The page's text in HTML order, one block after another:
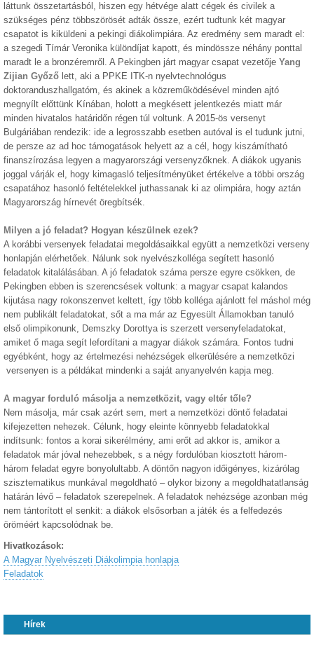
láttunk összetartásból, hiszen egy hétvége alatt cégek és civilek a
szükséges pénz többszörösét adták össze, ezért tudtunk két magyar
csapatot is kiküldeni a pekingi diákolimpiára. Az eredmény sem maradt el:
a szegedi Tímár Veronika különdíjat kapott, és mindössze néhány ponttal
maradt le a bronzéremről. A Pekingben járt magyar csapat vezetője Yang
Zijian Győző lett, aki a PPKE ITK-n nyelvtechnológus
doktoranduszhallgatóm, és akinek a közreműködésével minden ajtó
megnyílt előttünk Kínában, holott a megkésett jelentkezés miatt már
minden hivatalos határidőn régen túl voltunk. A 2015-ös versenyt
Bulgáriában rendezik: ide a legrosszabb esetben autóval is el tudunk jutni,
de persze az ad hoc támogatások helyett az a cél, hogy kiszámítható
finanszírozása legyen a magyarországi versenyzőknek. A diákok ugyanis
joggal várják el, hogy kimagasló teljesítményüket értékelve a többi ország
csapatához hasonló feltételekkel juthassanak ki az olimpiára, hogy aztán
Magyarország hírnevét öregbítsék.
Milyen a jó feladat? Hogyan készülnek ezek?
A korábbi versenyek feladatai megoldásaikkal együtt a nemzetközi verseny
honlapján elérhetőek. Nálunk sok nyelvészkolléga segített hasonló
feladatok kitalálásában. A jó feladatok száma persze egyre csökken, de
Pekingben ebben is szerencsések voltunk: a magyar csapat kalandos
kijutása nagy rokonszenvet keltett, így több kolléga ajánlott fel máshol még
nem publikált feladatokat, sőt a ma már az Egyesült Államokban tanuló
első olimpikonunk, Demszky Dorottya is szerzett versenyfeladatokat,
amiket ő maga segít lefordítani a magyar diákok számára. Fontos tudni
egyébként, hogy az értelmezési nehézségek elkerülésére a nemzetközi
versenyen is a példákat mindenki a saját anyanyelvén kapja meg.
A magyar forduló másolja a nemzetközit, vagy eltér tőle?
Nem másolja, már csak azért sem, mert a nemzetközi döntő feladatai
kifejezetten nehezek. Célunk, hogy eleinte könnyebb feladatokkal
indítsunk: fontos a korai sikerélmény, ami erőt ad akkor is, amikor a
feladatok már jóval nehezebbek, s a négy fordulóban kiosztott három-
három feladat egyre bonyolultabb. A döntőn nagyon időigényes, kizárólag
szisztematikus munkával megoldható – olykor bizony a megoldhatatlanság
határán lévő – feladatok szerepelnek. A feladatok nehézsége azonban még
nem tántorított el senkit: a diákok elsősorban a játék és a felfedezés
öröméért kapcsolódnak be.
Hivatkozások:
A Magyar Nyelvészeti Diákolimpia honlapja
Feladatok
Hírek